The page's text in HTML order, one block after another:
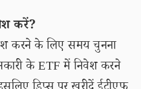
करें?
करने के लिए समय चुनना
के ETF में निवेश करने